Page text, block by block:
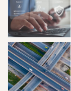
Lees meer